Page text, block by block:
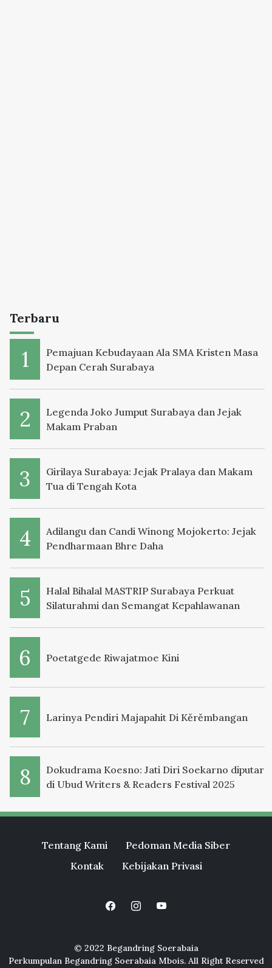
Terbaru
Pemajuan Kebudayaan Ala SMA Kristen Masa
Depan Cerah Surabaya
Legenda Joko Jumput Surabaya dan Jejak
Makam Praban
Girilaya Surabaya: Jejak Pralaya dan Makam
Tua di Tengah Kota
Adilangu dan Candi Winong Mojokerto: Jejak
Pendharmaan Bhre Daha
Halal Bihalal MASTRIP Surabaya Perkuat
Silaturahmi dan Semangat Kepahlawanan
Poetatgede Riwajatmoe Kini
Larinya Pendiri Majapahit Di Kěrěmbangan
Dokudrama Koesno: Jati Diri Soekarno diputar
di Ubud Writers & Readers Festival 2025
Tentang Kami
Pedoman Media Siber
Kontak
Kebijakan Privasi
© 2022 Begandring Soerabaia
Perkumpulan Begandring Soerabaia Mbois. All Right Reserved